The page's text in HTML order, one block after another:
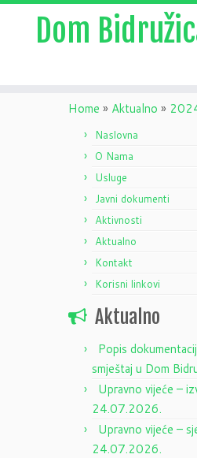
Dom
Home » Aktualno »
Naslovna
O Nama
Usluge
Javni dokumenti
Aktivnosti
Aktualno
Kontakt
Korisni linkovi
Aktualno
Popis
smještaj u Dom
Upravno vijeće –
24.07.2026.
Upravno vijeće –
24.07.2026.